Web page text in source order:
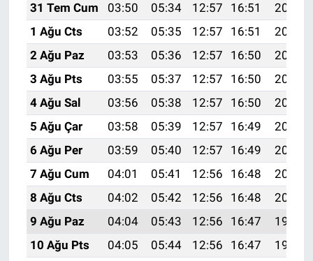
31 Tem Cum
03:50 05:34 12:57 16:51
20:10
1 Ağu Cts
03:52 05:35 12:57 16:51
20:09
2 Ağu Paz
03:53 05:36 12:57 16:50
20:08
3 Ağu Pts
03:55 05:37 12:57 16:50
20:07
4 Ağu Sal
03:56 05:38 12:57 16:50
20:05
5 Ağu Çar
03:58 05:39 12:57 16:49
20:04
6 Ağu Per
03:59 05:40 12:57 16:49
20:03
7 Ağu Cum
04:01 05:41 12:56 16:48
20:02
8 Ağu Cts
04:02 05:42 12:56 16:48
20:01
9 Ağu Paz
04:04 05:43 12:56 16:47
19:59
10 Ağu Pts
04:05 05:44 12:56 16:47
19:58